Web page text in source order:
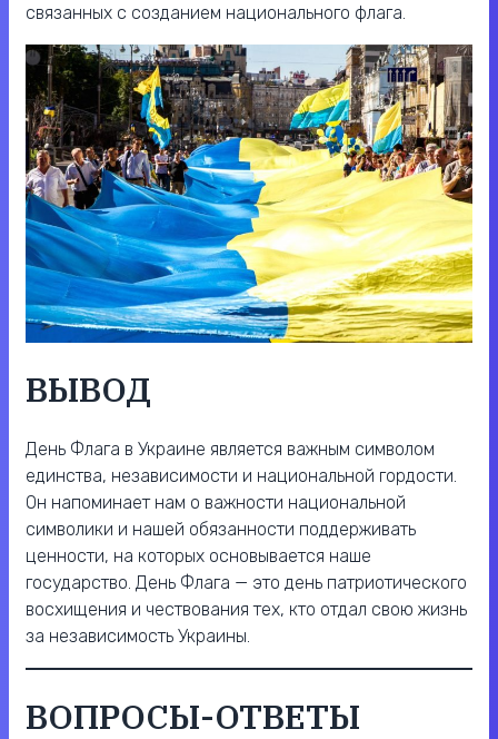
связанных с созданием национального флага.
ВЫВОД
День Флага в Украине является важным символом
единства, независимости и национальной гордости.
Он напоминает нам о важности национальной
символики и нашей обязанности поддерживать
ценности, на которых основывается наше
государство. День Флага — это день патриотического
восхищения и чествования тех, кто отдал свою жизнь
за независимость Украины.
ВОПРОСЫ-ОТВЕТЫ